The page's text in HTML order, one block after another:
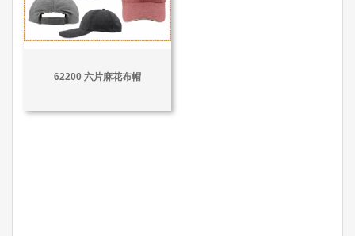
62200 六片麻花布帽